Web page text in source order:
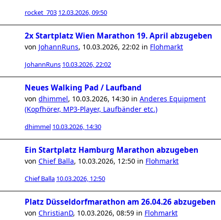
rocket_703 12.03.2026, 09:50
2x Startplatz Wien Marathon 19. April abzugeben
von JohannRuns, 10.03.2026, 22:02 in Flohmarkt
JohannRuns 10.03.2026, 22:02
Neues Walking Pad / Laufband
von dhimmel, 10.03.2026, 14:30 in Anderes Equipment
(Kopfhörer, MP3-Player, Laufbänder etc.)
dhimmel 10.03.2026, 14:30
Ein Startplatz Hamburg Marathon abzugeben
von Chief Balla, 10.03.2026, 12:50 in Flohmarkt
Chief Balla 10.03.2026, 12:50
Platz Düsseldorfmarathon am 26.04.26 abzugeben
von ChristianD, 10.03.2026, 08:59 in Flohmarkt